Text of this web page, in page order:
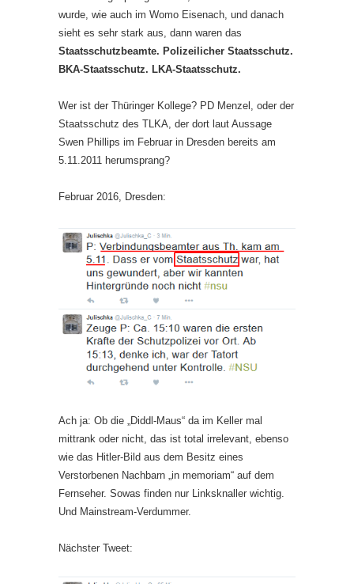
wurde, wie auch im Womo Eisenach, und danach
sieht es sehr stark aus, dann waren das
Staatsschutzbeamte. Polizeilicher Staatsschutz.
BKA-Staatsschutz. LKA-Staatsschutz.
Wer ist der Thüringer Kollege? PD Menzel, oder der
Staatsschutz des TLKA, der dort laut Aussage
Swen Phillips im Februar in Dresden bereits am
5.11.2011 herumsprang?
Februar 2016, Dresden:
Ach ja: Ob die „Diddl-Maus“ da im Keller mal
mittrank oder nicht, das ist total irrelevant, ebenso
wie das Hitler-Bild aus dem Besitz eines
Verstorbenen Nachbarn „in memoriam“ auf dem
Fernseher. Sowas finden nur Linksknaller wichtig.
Und Mainstream-Verdummer.
Nächster Tweet: